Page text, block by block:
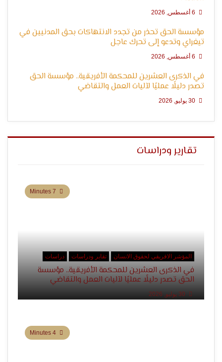
مؤسسة الحق تحذر من تجدد الانتهاكات بحق المدنيين في
تيغراي وتدعو إلى تحرك عاجل
في الذكرى العشرين للمحكمة الأفريقية.. مؤسسة الحق
تصدر دليلًا عمليًا لآليات العمل والتقاضي
تقارير ودراسات
المؤشر الافريقي لحقوق الانسان تقاير ودراسات دراسات
في الذكرى العشرين للمحكمة الأفريقية.. مؤسسة
الحق تصدر دليلًا عمليًا لآليات العمل والتقاضي